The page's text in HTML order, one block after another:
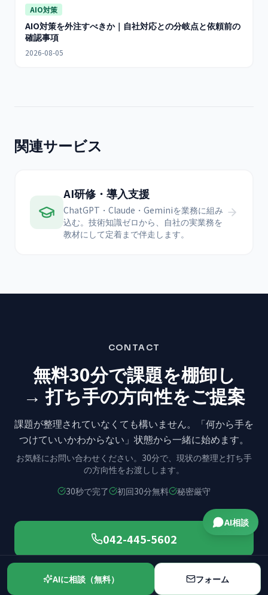
AIO対策
AIO対策を外注すべきか｜自社対応との分岐点と依頼前の
確認事項
2026-08-05
関連サービス
AI研修・導入支援
ChatGPT・Claude・Geminiを業務に組み
込む。技術知識ゼロから、自社の実業務を
教材にして定着まで伴走します。
CONTACT
無料30分で課題を棚卸し
→ 打ち手の方向性をご提案
課題が整理されていなくても構いません。
「何から手を
つけていいかわからない」状態から一緒に始めます。
お気軽にお問い合わせください。 30分で、現状の整理と打ち手
の方向性をお渡しします。
30秒で完了
初回30分無料 秘密厳守
042-445-5602
LINEで相談する
AIに相談（無料） フォーム
AI相談